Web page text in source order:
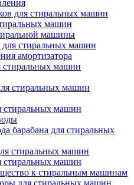
для стиральных машин
машин
машины
стиральных машин
амортизатора
стиральных машин
стиральных машин
машин
барабана для стиральных
стиральных машин
стиральных машин
к стиральным машинам
для стиральных машин